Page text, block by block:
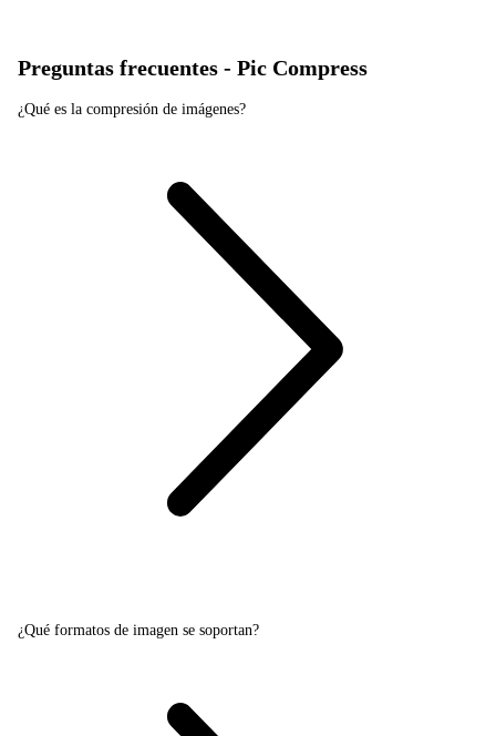
Preguntas frecuentes - Pic Compress
¿Qué es la compresión de imágenes?
¿Qué formatos de imagen se soportan?